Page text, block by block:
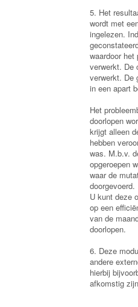
5. Het
wordt met
ingelezen.
waardoor het
verwerkt. De
verwerkt. De
in een apart
Het
doorlopen
krijgt alleen
hebben
was. M.b.v.
opgeroepen
waar de
doorgevoerd.
U kunt deze
op een
van de
doorlopen.
6. Deze
andere
hierbij
afkomstig